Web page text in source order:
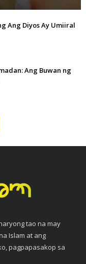
Ang Diyos Ay Umiiral
Ang Buwan ng
tao na may
Islam at ang
pagpapasakop sa